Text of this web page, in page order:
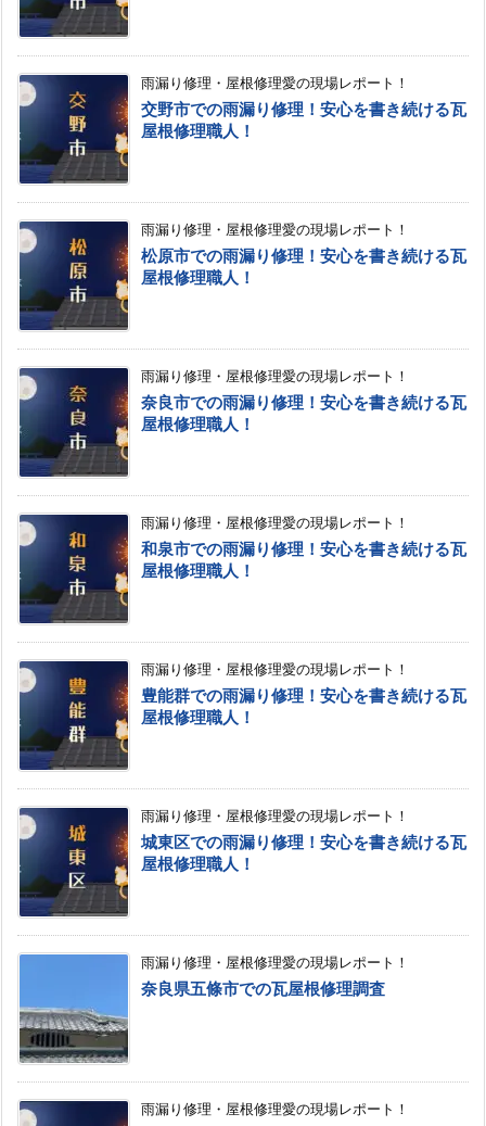
雨漏り修理・屋根修理愛の現場レポート！
交野市での雨漏り修理！安心を書き続ける瓦
屋根修理職人！
雨漏り修理・屋根修理愛の現場レポート！
松原市での雨漏り修理！安心を書き続ける瓦
屋根修理職人！
雨漏り修理・屋根修理愛の現場レポート！
奈良市での雨漏り修理！安心を書き続ける瓦
屋根修理職人！
雨漏り修理・屋根修理愛の現場レポート！
和泉市での雨漏り修理！安心を書き続ける瓦
屋根修理職人！
雨漏り修理・屋根修理愛の現場レポート！
豊能群での雨漏り修理！安心を書き続ける瓦
屋根修理職人！
雨漏り修理・屋根修理愛の現場レポート！
城東区での雨漏り修理！安心を書き続ける瓦
屋根修理職人！
雨漏り修理・屋根修理愛の現場レポート！
奈良県五條市での瓦屋根修理調査
雨漏り修理・屋根修理愛の現場レポート！